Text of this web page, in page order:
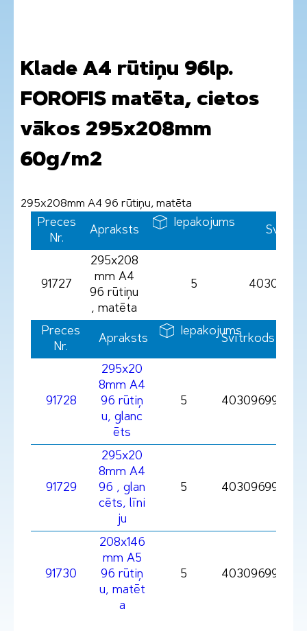
Klade A4 rūtiņu 96lp.
FOROFIS matēta, cietos
vākos 295x208mm
60g/m2
295x208mm A4 96 rūtiņu, matēta
Preces
Nr.
Apraksts
Iepakojums
91727
295x208
mm A4
96 rūtiņu
, matēta
5
Preces
Nr.
Apraksts
Iepakojums
Svītrkods
91728
295x20
8mm A4
96 rūtiņ
u, glanc
ēts
5
91729
295x20
8mm A4
96 , glan
cēts, līni
ju
5
91730
208x146
mm A5
96 rūtiņ
u, matēt
a
5